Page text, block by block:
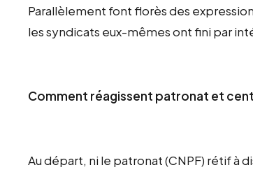
Parallèlement font florès des
les syndicats eux-mêmes ont fini par
Comment réagissent patronat et
Au départ, ni le patronat (CNPF) rétif à